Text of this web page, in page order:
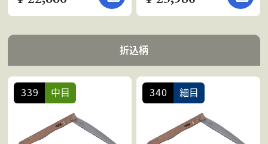
折込柄
339 中目 340 細目